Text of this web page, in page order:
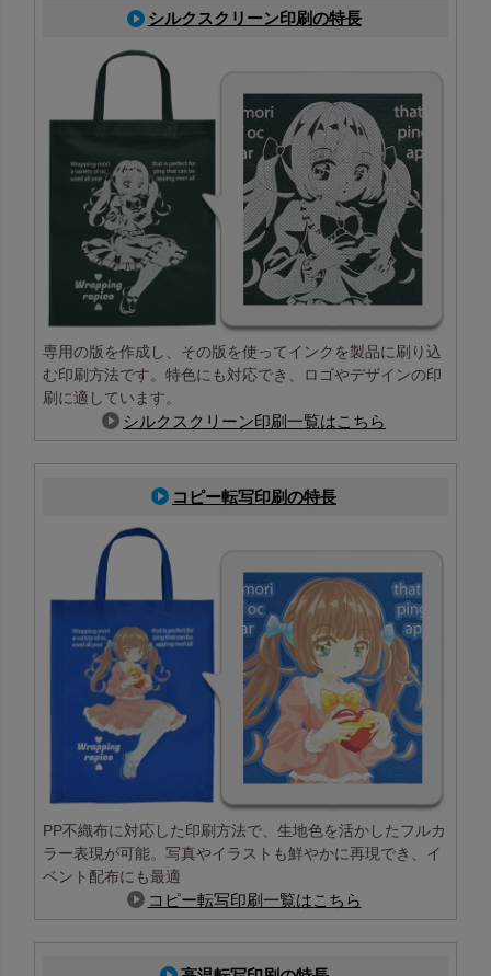
シルクスクリーン印刷の特長
専用の版を作成し、その版を使ってインクを製品に刷り込
む印刷方法です。特色にも対応でき、ロゴやデザインの印
刷に適しています。
シルクスクリーン印刷一覧はこちら
コピー転写印刷の特長
PP不織布に対応した印刷方法で、生地色を活かしたフルカ
ラー表現が可能。写真やイラストも鮮やかに再現でき、イ
ベント配布にも最適
コピー転写印刷一覧はこちら